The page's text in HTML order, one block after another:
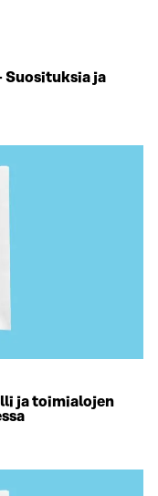
Suosituksia ja
ja toimialojen